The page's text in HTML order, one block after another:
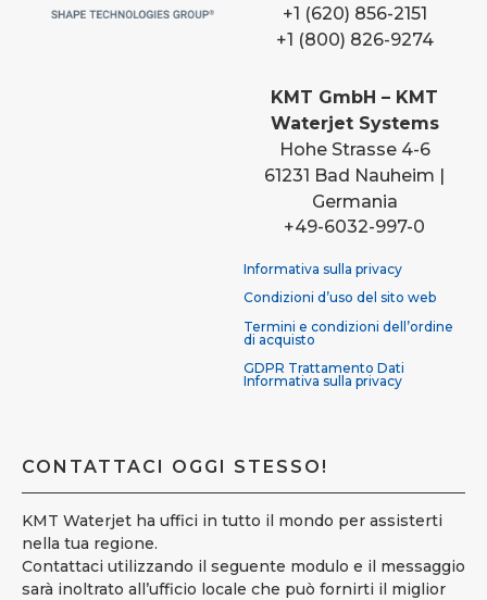
+1 (620) 856-2151
+1 (800) 826-9274
KMT GmbH – KMT
Waterjet Systems
Hohe Strasse 4-6
61231 Bad Nauheim |
Germania
+49-6032-997-0
Informativa sulla privacy
Condizioni d’uso del sito web
Termini e condizioni dell’ordine
di acquisto
GDPR Trattamento Dati
Informativa sulla privacy
CONTATTACI OGGI STESSO!
KMT Waterjet ha uffici in tutto il mondo per assisterti
nella tua regione.
Contattaci utilizzando il seguente modulo e il messaggio
sarà inoltrato all’ufficio locale che può fornirti il miglior